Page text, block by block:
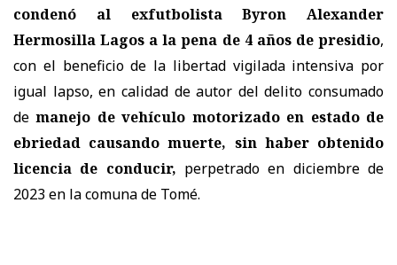
condenó al exfutbolista Byron Alexander
Hermosilla Lagos a la pena de 4 años de presidio,
con el beneficio de la libertad vigilada intensiva por
igual lapso, en calidad de autor del delito consumado
demanejo de vehículo motorizado en estado de
ebriedad causando muerte, sin haber obtenido
licencia de conducir, perpetrado en diciembre de
2023 en la comuna de Tomé.